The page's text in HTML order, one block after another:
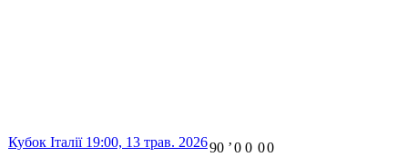
Кубок Італії 19:00, 13 трав. 202690 ʼ0 0 00